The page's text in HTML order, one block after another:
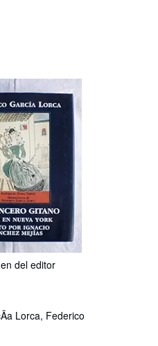
del editor
Lorca, Federico